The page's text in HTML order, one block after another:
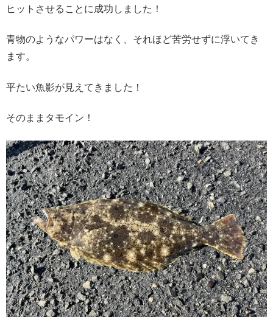
ヒットさせることに成功しました！
青物のようなパワーはなく、それほど苦労せずに浮いてき
ます。
平たい魚影が見えてきました！
そのままタモイン！